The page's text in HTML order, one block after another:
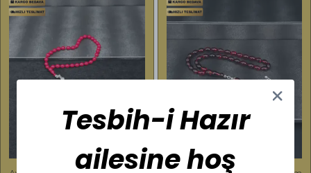
Tesbih-i Hazır
ailesine hoş